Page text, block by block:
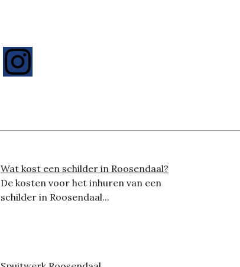
Wat kost een schilder in Roosendaal?
De kosten voor het inhuren van een
schilder in Roosendaal...